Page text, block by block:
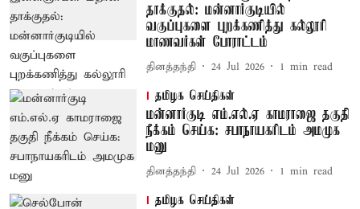
தாக்குதல்: மன்னார்குடியில்
வகுப்புகளை புறக்கணித்து கல்லூரி
மாணவர்கள் போராட்டம்
தினத்தந்தி 24 Jul 2026 1 min read
தமிழக செய்திகள்
மன்னார்குடி எம்.எல்.ஏ காமராஜை தகுதி
நீக்கம் செய்க: சபாநாயகரிடம் அமமுக
மனு
தினத்தந்தி 24 Jul 2026 1 min read
தமிழக செய்திகள்